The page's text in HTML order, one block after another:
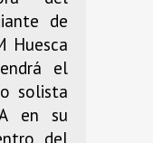
de
Huesca
el
solista
en su
del